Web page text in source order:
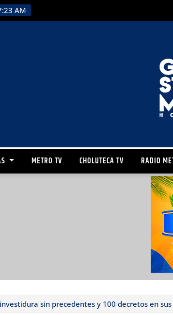
AM
METRO TV CHOLUTECA TV RADIO
sin precedentes y 100 decretos en